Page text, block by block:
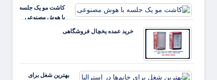
کاشت مو یک جلسه
با هوش مصنوعی
خرید عمده یخچال فروشگاهی
بهترین شغل برای